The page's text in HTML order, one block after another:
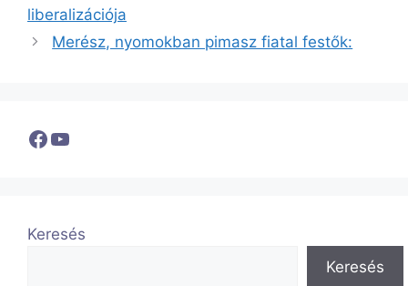
liberalizációja
Merész, nyomokban pimasz fiatal festők:
Facebook
YouTube
Keresés
Keresés